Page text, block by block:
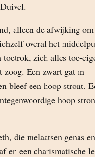
alleen de afwijking
overal het
zich alles toe-
zoog. Een zwart gat in
bleef een hoop stront.
hoop
die melaatsen genas
en een charismatische